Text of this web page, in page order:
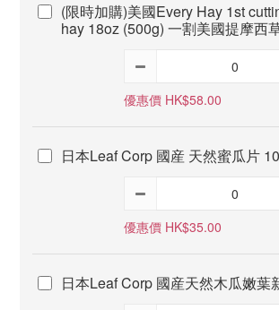
(限時加購)美國Every Hay 1st
hay 18oz (500g) 一割美國提摩西
優惠價 HK$58.00
日本Leaf Corp 國産 天然蜜瓜片
優惠價 HK$35.00
日本Leaf Corp 國産天然木瓜嫩葉